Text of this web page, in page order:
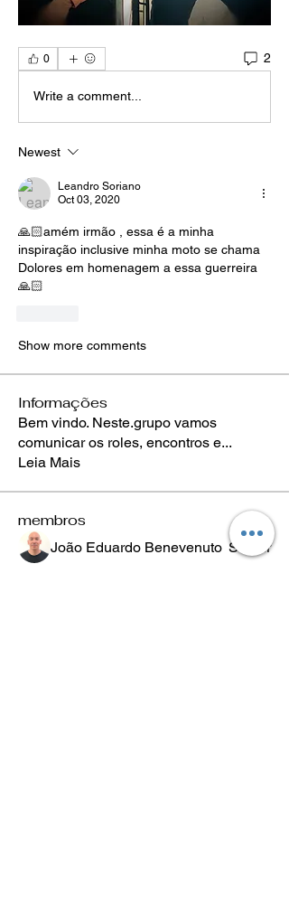
0 2
Write a comment...
Newest
Leandro Soriano
Oct 03, 2020
🙏🏻amém irmão , essa é a minha
inspiração inclusive minha moto se chama
Dolores em homenagem a essa guerreira
🙏🏻
Show more comments
Informações
Bem vindo. Neste.grupo vamos
comunicar os roles, encontros e...
Leia Mais
membros
João Eduardo Benevenuto Seguir